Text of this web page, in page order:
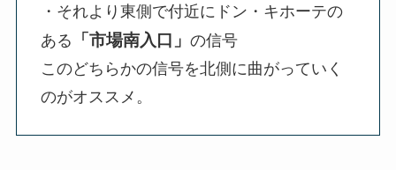
・それより東側で付近にドン・キホーテの
ある
「市場南入口」 の信号
このどちらかの信号を北側に曲がっていく
のがオススメ。